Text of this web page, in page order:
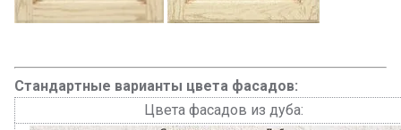
Стандартные варианты цвета фасадов:
Цвета фасадов из дуба: